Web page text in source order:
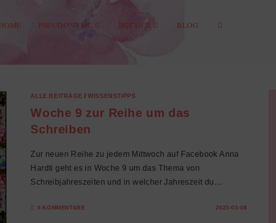
PSEUDONYME BÜCHER BLOG Website-
ALLE BEITRÄGE /WISSENSTIPPS
Woche 9 zur Reihe um das
Schreiben
Zur neuen Reihe zu jedem Mittwoch auf Facebook Anna
Hardti geht es in Woche 9 um das Thema von
Schreibjahreszeiten und in welcher Jahreszeit du…
0 KOMMENTARE 2023-03-08